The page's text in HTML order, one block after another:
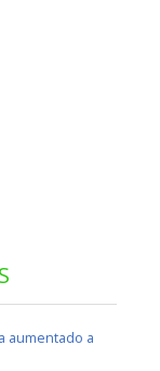
aumentado a